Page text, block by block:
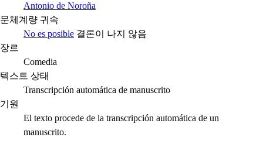
Antonio de Noroña
문체계량 귀속
No es posible 결론이 나지 않음
장르
Comedia
텍스트 상태
Transcripción automática de manuscrito
기원
El texto procede de la transcripción automática de un
manuscrito.